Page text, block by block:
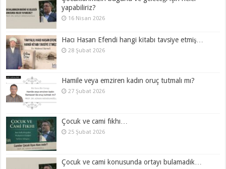
yapabiliriz?
16 Nisan 2026
Hacı Hasan Efendi hangi kitabı tavsiye etmiş…
28 Şubat 2026
Hamile veya emziren kadın oruç tutmalı mı?
27 Şubat 2026
Çocuk ve cami fıkhı…
25 Şubat 2026
Çocuk ve cami konusunda ortayı bulamadık…